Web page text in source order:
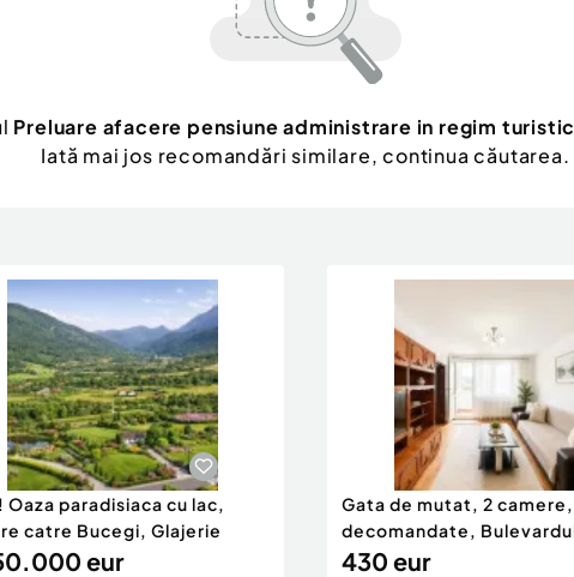
Preluare afacere pensiune administrare in regim
Iată mai jos recomandări similare, continua căutarea.
Oaza paradisiaca cu lac,
catre Bucegi, Glajerie
eur
Gata de mutat, 2 camere,
decomandate,
Vlahuta, Br
430 eur